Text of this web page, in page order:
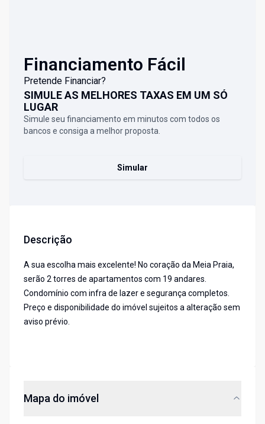
Financiamento Fácil
Pretende Financiar?
SIMULE AS MELHORES TAXAS EM UM SÓ
LUGAR
Simule seu financiamento em minutos com todos os
bancos e consiga a melhor proposta.
Simular
Descrição
A sua escolha mais excelente! No coração da Meia Praia,
serão 2 torres de apartamentos com 19 andares.
Condomínio com infra de lazer e segurança completos.
Preço e disponibilidade do imóvel sujeitos a alteração sem
aviso prévio.
Mapa do imóvel